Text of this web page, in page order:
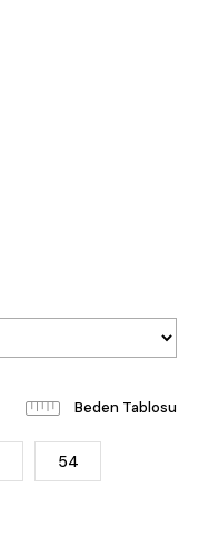
Beden Tablosu
54